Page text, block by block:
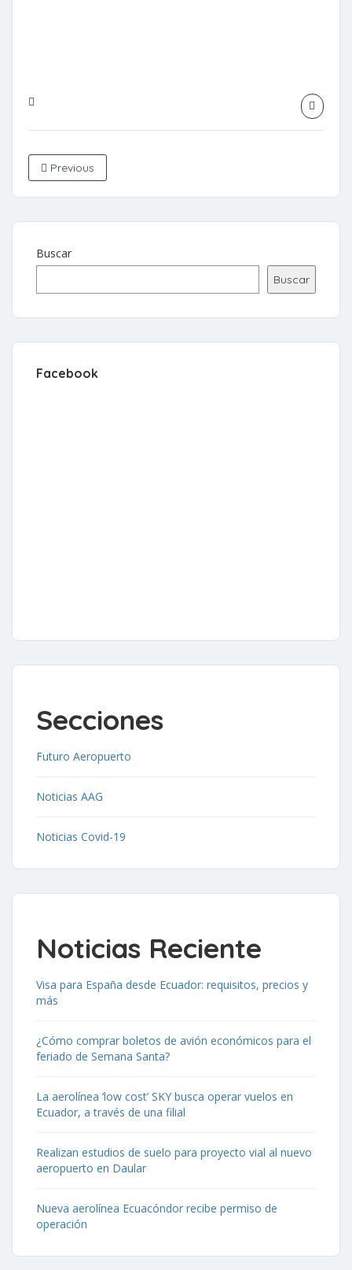
Previous
Buscar
Buscar
Facebook
Secciones
Futuro Aeropuerto
Noticias AAG
Noticias Covid-19
Noticias Reciente
Visa para España desde Ecuador: requisitos, precios y
más
¿Cómo comprar boletos de avión económicos para el
feriado de Semana Santa?
La aerolínea ‘low cost’ SKY busca operar vuelos en
Ecuador, a través de una filial
Realizan estudios de suelo para proyecto vial al nuevo
aeropuerto en Daular
Nueva aerolínea Ecuacóndor recibe permiso de
operación